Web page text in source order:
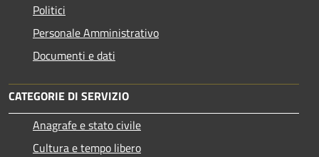
Politici
Personale Amministrativo
Documenti e dati
CATEGORIE DI SERVIZIO
Anagrafe e stato civile
Cultura e tempo libero